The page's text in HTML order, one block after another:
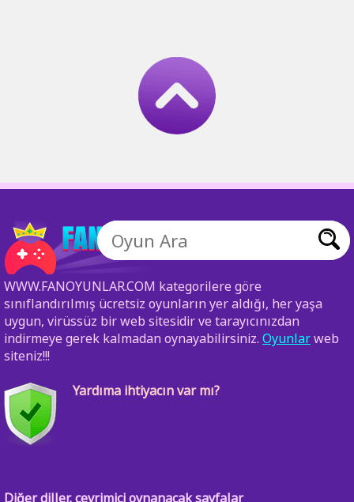
WWW.FANOYUNLAR.COM kategorilere göre
sınıflandırılmış ücretsiz oyunların yer aldığı, her yaşa
uygun, virüssüz bir web sitesidir ve tarayıcınızdan
indirmeye gerek kalmadan oynayabilirsiniz. Oyunlarweb
siteniz!!!
Yardıma ihtiyacın var mı?
Diğer diller, çevrimiçi oynanacak sayfalar